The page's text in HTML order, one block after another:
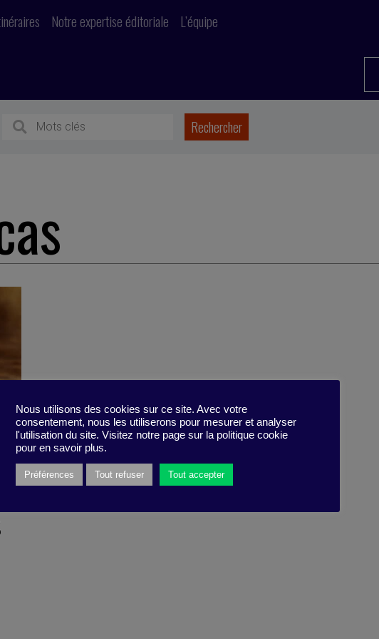
Notre expertise éditoriale L’équipe
Nous utilisons des cookies sur ce site. Avec votre
consentement, nous les utiliserons pour mesurer et analyser
l'utilisation du site. Visitez notre page sur la politique cookie
pour en savoir plus.
Préférences Tout refuser Tout accepter